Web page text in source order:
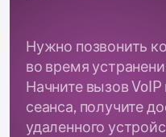
Нужно позвонить
во время
Начните вызов
сеанса, получите
удаленного